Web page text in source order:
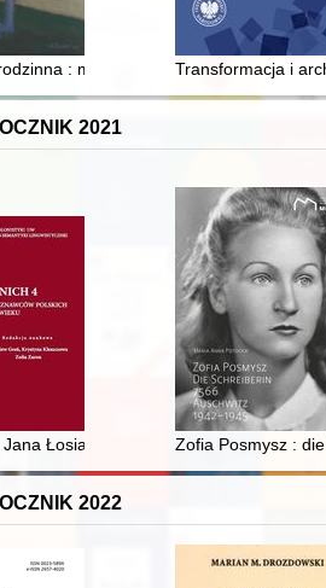
: między Prosną a Wartą
Transformacja i
2021
z okolic Starego Miasta, pow. koniński
Jana Łosia dla polskiego językoznawstwa
Zofia Posmysz :
2022